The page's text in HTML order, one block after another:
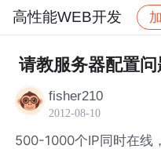
高性能WEB开发
社区 高性能WEB开
请教服务器配置问
fisher210
2012-08-10
500-1000个IP同时在线